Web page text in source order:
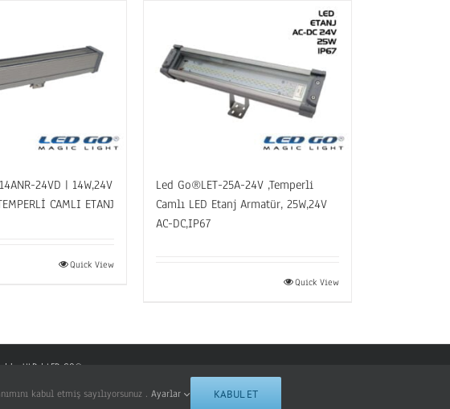
24VD | 14W,24V
CAMLI ETANJ
Quick View
Led Go®LET-25A-24V ,Temperli
Camlı LED Etanj Armatür, 25W,24V
AC-DC,IP67
Quick View
by ULD | LED GO®
kabul etmiş sayılıyorsunuz . Ayarlar KABUL ET